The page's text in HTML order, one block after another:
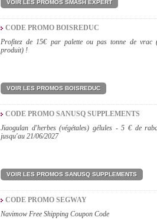
VOIR LES PROMOS SMASH EXPERT
CODE PROMO BOISREDUC
Profitez de 15€ par palette ou pas tonne de vrac
produit) !
VOIR LES PROMOS BOISREDUC
CODE PROMO SANUSQ SUPPLEMENTS
Jiaogulan d'herbes (végétales) gélules - 5 € de
jusqu'au 21/06/2027
VOIR LES PROMOS SANUSQ SUPPLEMENTS
CODE PROMO SEGWAY
Navimow Free Shipping Coupon Code